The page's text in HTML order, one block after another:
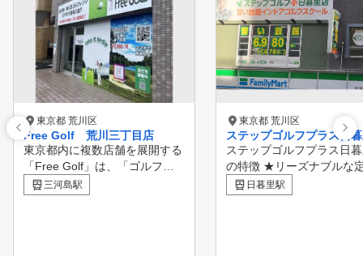
東京都 荒川区
Free Golf 荒川三丁目店
東京都内に複数店舗を展開する
「Free Golf」は、「ゴルフを
もっと身近なスポーツに」とい
う想いから生まれた、無人運営
三河島駅
東京都 荒川区
ステップゴルフプラス日
ステップゴルフプラス日
の特徴 ★リーズナブルな
制の料金プランで通い放
ち放題！ ★ＪＲ山手線「
日暮里駅